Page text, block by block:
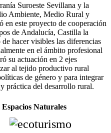
Suroeste Sevillana y la
Ambiente, Medio Rural y
este proyecto de cooperación
de Andalucía, Castilla la
hacer visibles las diferencias
en el ámbito profesional
su actuación en 2 ejes
al tejido productivo rural
de género y para integrar
práctica del desarrollo rural.
Naturales